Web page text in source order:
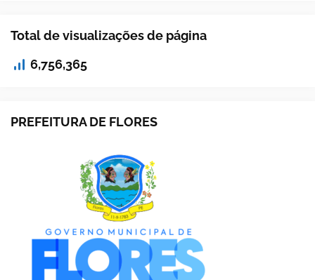
Total de visualizações de página
6,756,365
PREFEITURA DE FLORES